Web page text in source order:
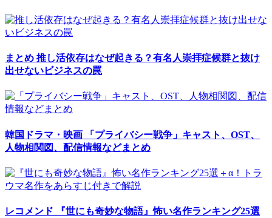
まとめ 推し活依存はなぜ起きる？有名人崇拝症候群と抜け
出せないビジネスの罠
韓国ドラマ・映画 「プライバシー戦争」キャスト、OST、
人物相関図、配信情報などまとめ
レコメンド 『世にも奇妙な物語』怖い名作ランキング25選